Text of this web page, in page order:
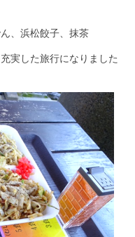
、浜松餃子、抹茶
実した旅行になりました